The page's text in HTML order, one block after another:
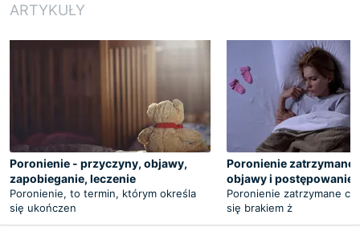
ARTYKUŁY
Poronienie - przyczyny, objawy,
zapobieganie, leczenie
Poronienie, to termin, którym określa
się ukończen
Poronienie zatrzymane
objawy i postępowanie
Poronienie zatrzymane
się brakiem ż